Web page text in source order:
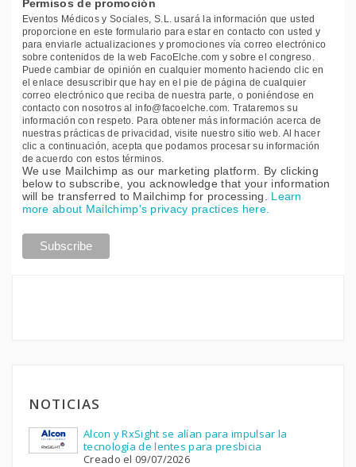
Permisos de promoción
Eventos Médicos y Sociales, S.L. usará la información que usted
proporcione en este formulario para estar en contacto con usted y
para enviarle actualizaciones y promociones vía correo electrónico
sobre contenidos de la web FacoElche.com y sobre el congreso.
Puede cambiar de opinión en cualquier momento haciendo clic en
el enlace desuscribir que hay en el pie de página de cualquier
correo electrónico que reciba de nuestra parte, o poniéndose en
contacto con nosotros al info@facoelche.com. Trataremos su
información con respeto. Para obtener más información acerca de
nuestras prácticas de privacidad, visite nuestro sitio web. Al hacer
clic a continuación, acepta que podamos procesar su información
de acuerdo con estos términos.
We use Mailchimp as our marketing platform. By clicking
below to subscribe, you acknowledge that your information
will be transferred to Mailchimp for processing. Learn
more about Mailchimp's privacy practices here.
NOTICIAS
Alcon y RxSight se alían para impulsar la
tecnología de lentes para presbicia
Creado el 09/07/2026